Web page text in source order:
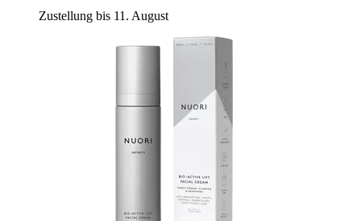
Zustellung bis 11. August